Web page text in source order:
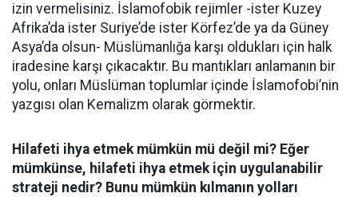
izin vermelisiniz. İslamofobik rejimler -ister Kuzey
Afrika’da ister Suriye’de ister Körfez’de ya da Güney
Asya’da olsun- Müslümanlığa karşı oldukları için halk
iradesine karşı çıkacaktır. Bu mantıkları anlamanın bir
yolu, onları Müslüman toplumlar içinde İslamofobi’nin
yazgısı olan Kemalizm olarak görmektir.
Hilafeti ihya etmek mümkün mü değil mi? Eğer
mümkünse, hilafeti ihya etmek için uygulanabilir
strateji nedir? Bunu mümkün kılmanın yolları